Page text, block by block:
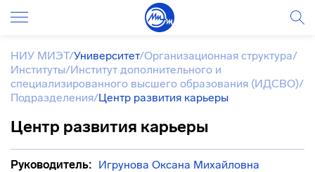
НИУ МИЭТ/Университет/Организационная структура/
Институты/Институт дополнительного и
специализированного высшего образования (ИДСВО)/
Подразделения/Центр развития карьеры
Центр развития карьеры
Руководитель: Игрунова Оксана Михайловна